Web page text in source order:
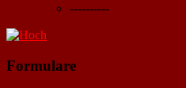
----------
Formulare